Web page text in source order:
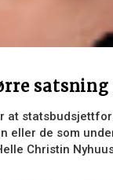
at
eller de som
Christin